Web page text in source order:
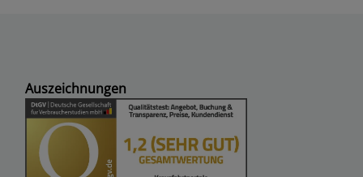
Auszeichnungen